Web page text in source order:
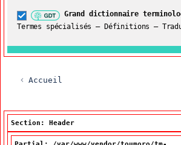
Grand dictionnaire
Termes spécialisés – Définitions –
Accueil
Section: Header